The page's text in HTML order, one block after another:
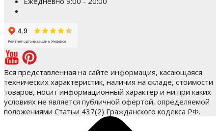
Вся представленная на сайте информация, касающаяся
технических характеристик, наличия на складе, стоимости
товаров, носит информационный характер и ни при каких
условиях не является публичной офертой, определяемой
положениями Статьи 437(2) Гражданского кодекса РФ.